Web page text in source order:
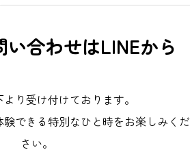
い合わせはLINEから
り受け付けております。
できる特別なひと時をお楽しみくだ
さい。